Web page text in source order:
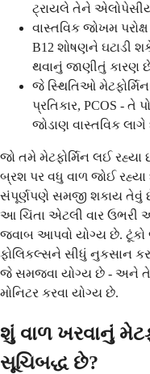
ટ્રાયલે તેને
વાસ્તવિક જોખમ
B12 શોષણને ઘટાડી
થવાનું જાણીતું કારણ
જે સ્થિતિઓ
પ્રતિકાર, PCOS -
જોડાણ વાસ્તવિક લાગે
જો તમે મેટફોર્મિન લઈ
બ્રશ પર વધુ વાળ જોઈ
સંપૂર્ણપણે સમજી શકાય તેવું છે.
આ ચિંતા એટલી વાર ઉભરી
જવાબ આપવો યોગ્ય છે. ટૂંકો
ફોલિકલ્સને સીધું નુકસાન
જે સમજવા યોગ્ય છે - અને
મોનિટર કરવા યોગ્ય છે.
શું વાળ ખરવાનું
સૂચિબદ્ધ છે?